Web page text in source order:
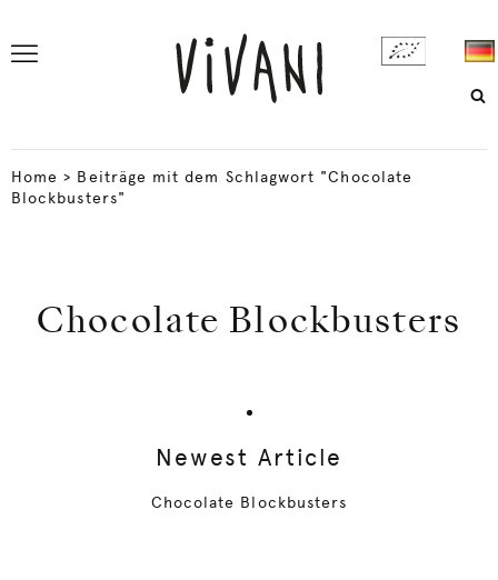
Home > Beiträge mit dem Schlagwort "Chocolate
Blockbusters"
Chocolate Blockbusters
Newest Article
Chocolate Blockbusters